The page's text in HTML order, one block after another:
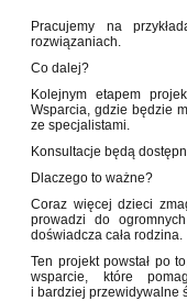
Pracujemy na
rozwiązaniach.
Co dalej?
Kolejnym etapem
Wsparcia, gdzie będzie
ze specjalistami.
Konsultacje będą
Dlaczego to ważne?
Coraz więcej dzieci
prowadzi do
doświadcza cała rodzina.
Ten projekt powstał po
wsparcie, które
i bardziej przewidywalne